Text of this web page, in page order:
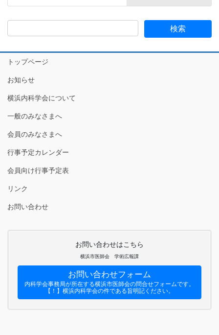
トップページ
お知らせ
横浜内科学会について
一般のみなさまへ
会員のみなさまへ
行事予定カレンダー
会員向け行事予定表
リンク
お問い合わせ
お問い合わせはこちら
横浜市医師会 学術広報課
お問い合わせフォーム
内科学会事務局が所在する横浜市医師会の問合せフォームです。
【！】横浜内科学会の件である旨明記ください。